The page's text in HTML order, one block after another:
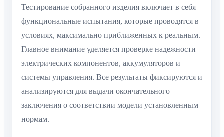
Тестирование собранного изделия включает в себя
функциональные испытания, которые проводятся в
условиях, максимально приближенных к реальным.
Главное внимание уделяется проверке надежности
электрических компонентов, аккумуляторов и
системы управления. Все результаты фиксируются и
анализируются для выдачи окончательного
заключения о соответствии модели установленным
нормам.